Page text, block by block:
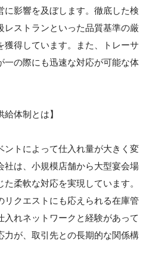
に影響を及ぼします。徹底した検
レストランといった品質基準の厳
獲得しています。また、トレーサ
一の際にも迅速な対応が可能な体
給体制とは】
ントによって仕入れ量が大きく変
社は、小規模店舗から大型宴会場
柔軟な対応を実現しています。
リクエストにも応えられる在庫管
れネットワークと経験があって
力が、取引先との長期的な関係構